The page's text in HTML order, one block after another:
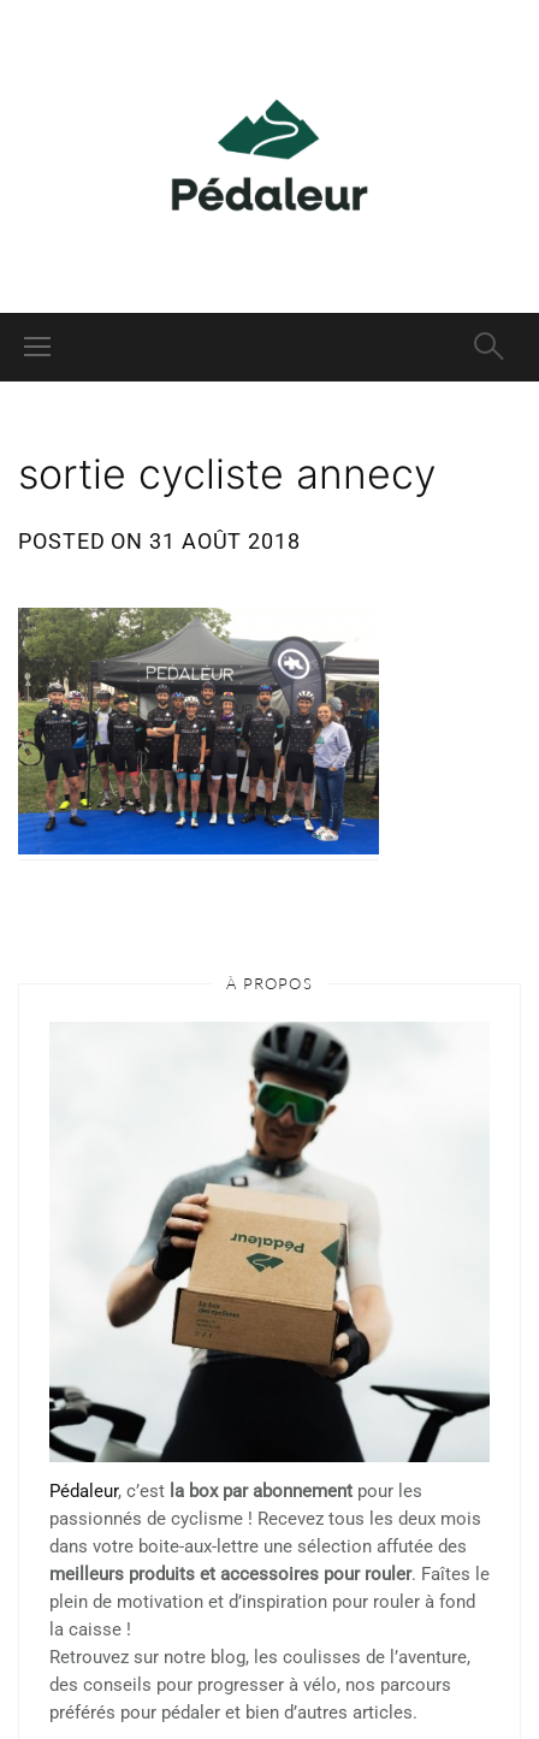
sortie cycliste annecy
POSTED ON31 AOÛT 2018
À PROPOS
Pédaleur, c’est la box par abonnement pour les
passionnés de cyclisme ! Recevez tous les deux mois
dans votre boite-aux-lettre une sélection affutée des
meilleurs produits et accessoires pour rouler. Faîtes le
plein de motivation et d’inspiration pour rouler à fond
la caisse !
Retrouvez sur notre blog, les coulisses de l’aventure,
des conseils pour progresser à vélo, nos parcours
préférés pour pédaler et bien d’autres articles.